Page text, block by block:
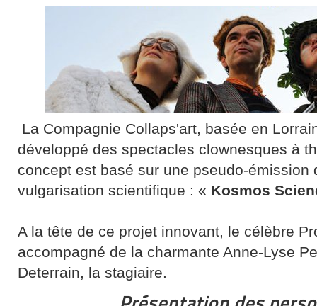
La Compagnie Collaps'art, basée en
développé des spectacles clownesques à
concept est basé sur une pseudo-émission
vulgarisation scientifique : « Kosmos
A la tête de ce projet innovant, le célèbre
accompagné de la charmante Anne-Lyse
Deterrain, la stagiaire.